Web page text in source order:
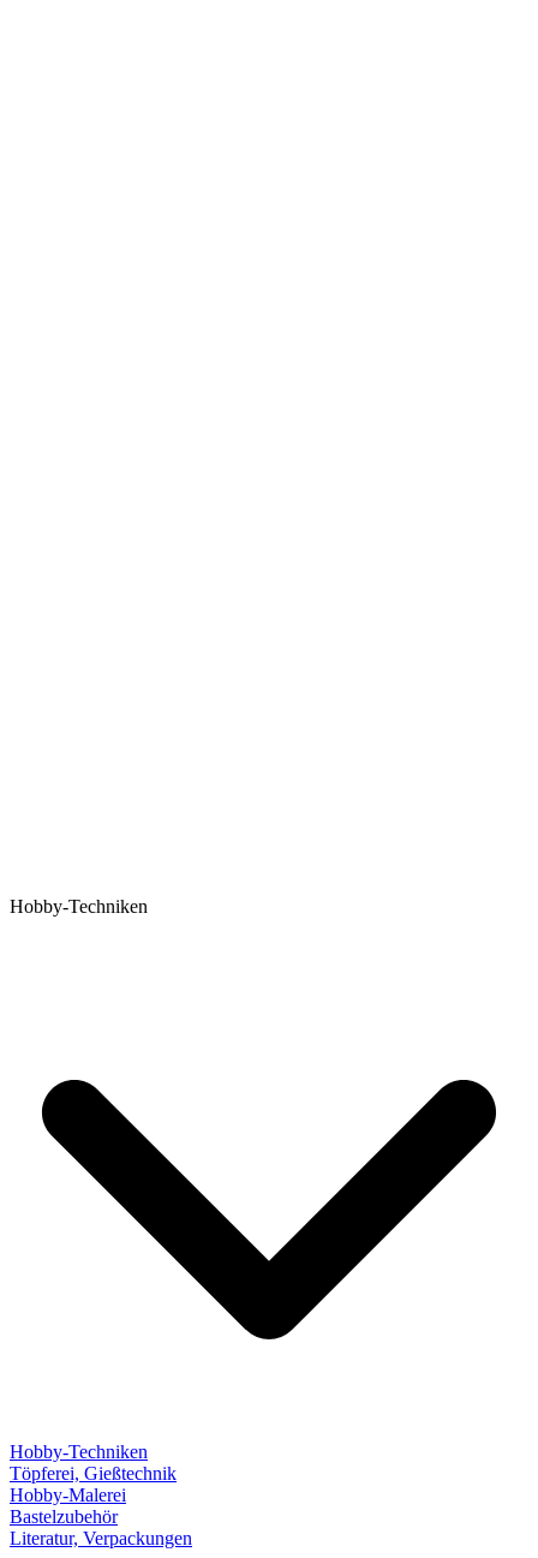
Hobby-Techniken
Hobby-Techniken
Töpferei, Gießtechnik
Hobby-Malerei
Bastelzubehör
Literatur, Verpackungen